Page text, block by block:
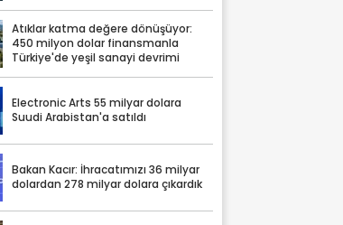
Atıklar katma değere dönüşüyor:
450 milyon dolar finansmanla
Türkiye'de yeşil sanayi devrimi
Electronic Arts 55 milyar dolara
Suudi Arabistan'a satıldı
Bakan Kacır: İhracatımızı 36 milyar
dolardan 278 milyar dolara çıkardık